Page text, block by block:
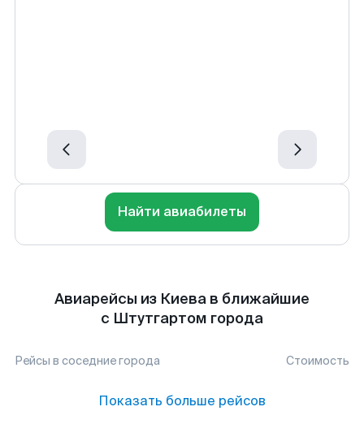
Найти авиабилеты
Авиарейсы из Киева в ближайшие
с Штутгартом города
Рейсы в соседние города Стоимость
Показать больше рейсов